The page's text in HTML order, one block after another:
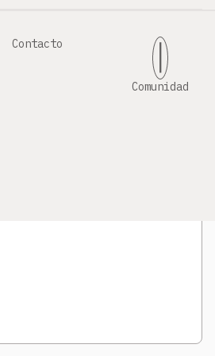
Contacto
Comunidad